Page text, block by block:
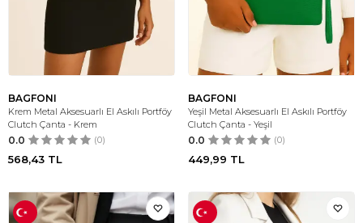
BAGFONI
Krem Metal Aksesuarlı El Askılı Portföy
Clutch Çanta - Krem
0.0 (0)
568,43 TL
BAGFONI
Yeşil Metal Aksesuarlı El Askılı Portföy
Clutch Çanta - Yeşil
0.0 (0)
449,99 TL